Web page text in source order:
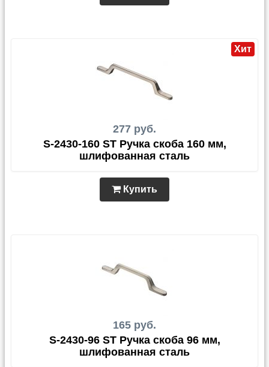
277 руб.
Хит
S-2430-160 ST Ручка скоба 160 мм,
шлифованная сталь
Купить
165 руб.
S-2430-96 ST Ручка скоба 96 мм,
шлифованная сталь